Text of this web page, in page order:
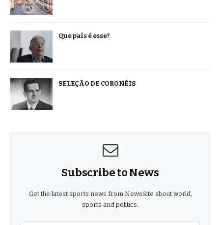
Que país é esse?
SELEÇÃO DE CORONÉIS
Subscribe to News
Get the latest sports news from NewsSite about world,
sports and politics.